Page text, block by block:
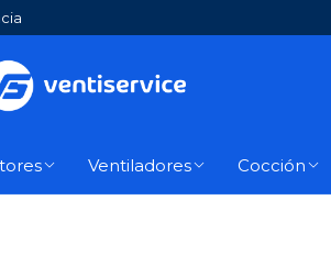
Ventiladores Cocción